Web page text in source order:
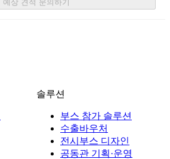
예상 견적 문의하기
솔루션
부스 참가 솔루션
수출바우처
전시부스 디자인
공동관 기획·운영